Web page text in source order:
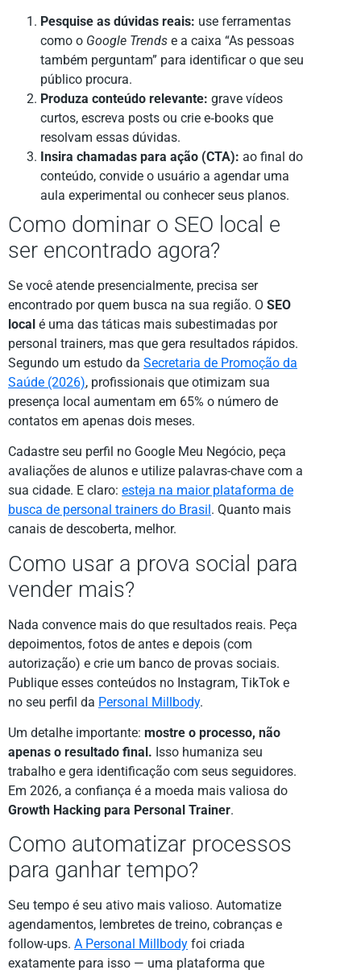
Pesquise as dúvidas reais: use ferramentas
como o Google Trends e a caixa “As pessoas
também perguntam” para identificar o que seu
público procura.
Produza conteúdo relevante: grave vídeos
curtos, escreva posts ou crie e‑books que
resolvam essas dúvidas.
Insira chamadas para ação (CTA): ao final do
conteúdo, convide o usuário a agendar uma
aula experimental ou conhecer seus planos.
Como dominar o SEO local e
ser encontrado agora?
Se você atende presencialmente, precisa ser
encontrado por quem busca na sua região. O SEO
local é uma das táticas mais subestimadas por
personal trainers, mas que gera resultados rápidos.
Segundo um estudo da Secretaria de Promoção da
Saúde (2026), profissionais que otimizam sua
presença local aumentam em 65% o número de
contatos em apenas dois meses.
Cadastre seu perfil no Google Meu Negócio, peça
avaliações de alunos e utilize palavras-chave com a
sua cidade. E claro: esteja na maior plataforma de
busca de personal trainers do Brasil . Quanto mais
canais de descoberta, melhor.
Como usar a prova social para
vender mais?
Nada convence mais do que resultados reais. Peça
depoimentos, fotos de antes e depois (com
autorização) e crie um banco de provas sociais.
Publique esses conteúdos no Instagram, TikTok e
no seu perfil da Personal Millbody.
Um detalhe importante: mostre o processo, não
apenas o resultado final. Isso humaniza seu
trabalho e gera identificação com seus seguidores.
Em 2026, a confiança é a moeda mais valiosa do
Growth Hacking para Personal Trainer.
Como automatizar processos
para ganhar tempo?
Seu tempo é seu ativo mais valioso. Automatize
agendamentos, lembretes de treino, cobranças e
follow-ups. A Personal Millbody foi criada
exatamente para isso — uma plataforma que